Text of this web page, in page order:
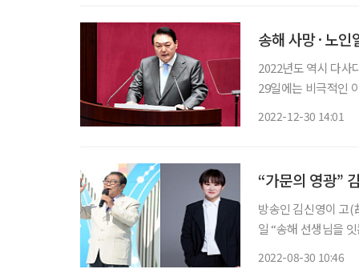
송해 사망·노
2022년도 역시 다사
29일에는 비극적인
2022-12-30 14:01
“가문의 영광”
방송인 김신영이 고(
일 “송해 선생님을
2022-08-30 10:46